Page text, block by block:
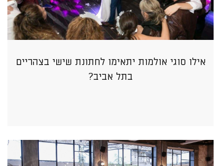
אילו סוגי אולמות יתאימו לחתונת שישי בצהריים
בתל אביב?